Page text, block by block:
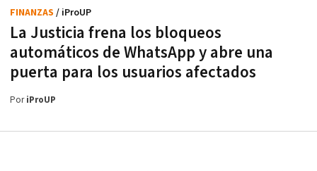
La Justicia frena los bloqueos
automáticos de WhatsApp y abre una
puerta para los usuarios afectados
FINANZAS / iProUP
PoriProUP